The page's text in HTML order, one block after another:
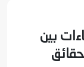
بين